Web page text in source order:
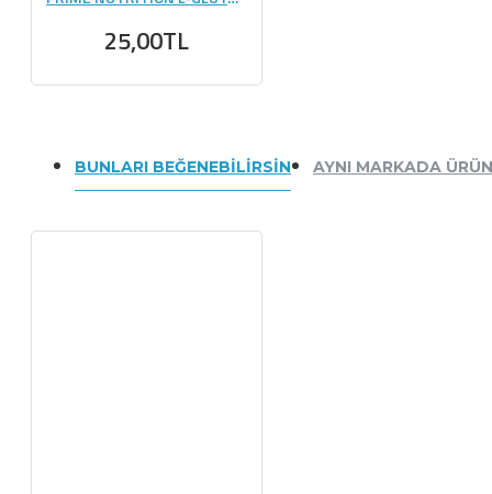
25,00TL
BUNLARI BEĞENEBILIRSIN AYNI MARKADA